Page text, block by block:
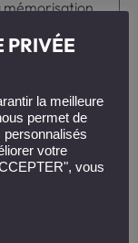
mémorisation
PRIVÉE
la meilleure
permet de
votre
vous